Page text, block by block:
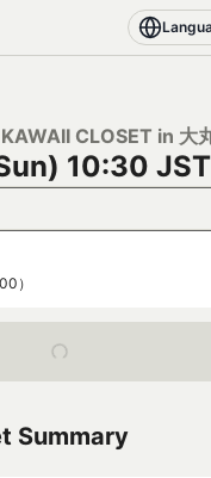
CLOSET in 大
10:30 JST
）
Summary